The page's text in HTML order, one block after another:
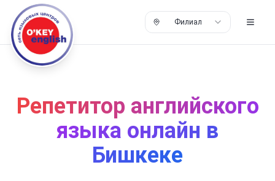
Филиал
Репетитор английского
языка онлайн в
Бишкеке